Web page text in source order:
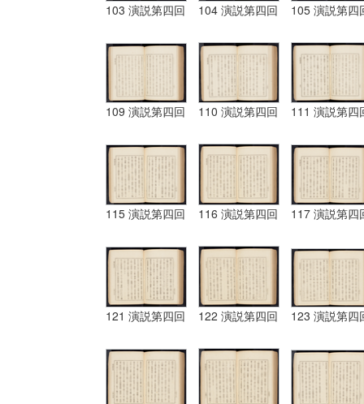
103 演説第四回 104 演説第四回 105 演説第四
109 演説第四回 110 演説第四回 111 演説第四
115 演説第四回 116 演説第四回 117 演説第四
121 演説第四回 122 演説第四回 123 演説第四